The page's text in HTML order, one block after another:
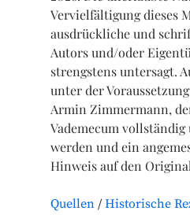
Vervielfältigung dieses
ausdrückliche und
Autors und/oder
strengstens untersagt.
unter der
Armin Zimmermann,
Vademecum
werden und ein
Hinweis auf den
Quellen Historische